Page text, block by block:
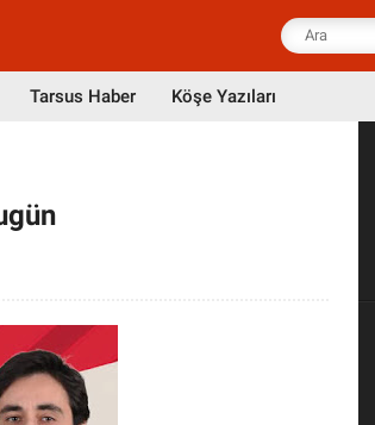
Tarsus Haber Köşe Yazıları